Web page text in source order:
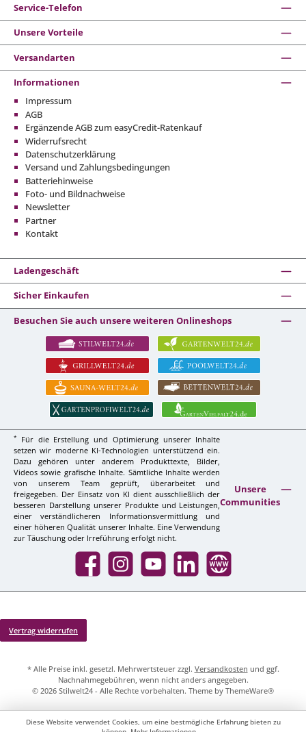
Service-Telefon
Unsere Vorteile
Versandarten
Informationen
Impressum
AGB
Ergänzende AGB zum easyCredit-Ratenkauf
Widerrufsrecht
Datenschutzerklärung
Versand und Zahlungsbedingungen
Batteriehinweise
Foto- und Bildnachweise
Newsletter
Partner
Kontakt
Ladengeschäft
Sicher Einkaufen
Besuchen Sie auch unsere weiteren Onlineshops
*
Für die Erstellung und Optimierung unserer Inhalte
setzen wir moderne KI-Technologien unterstützend ein.
Dazu gehören unter anderem Produkttexte, Bilder,
Videos sowie grafische Inhalte. Sämtliche Inhalte werden
von unserem Team geprüft, überarbeitet und
freigegeben. Der Einsatz von KI dient ausschließlich der
besseren Darstellung unserer Produkte und Leistungen,
einer verständlicheren Informationsvermittlung und
einer höheren Qualität unserer Inhalte. Eine Verwendung
zur Täuschung oder Irreführung erfolgt nicht.
Unsere
Communities
Facebook InstagramYouTube LinkedIn Website
Vertrag widerrufen
* Alle Preise inkl. gesetzl. Mehrwertsteuer zzgl. Versandkosten und ggf.
Nachnahmegebühren, wenn nicht anders angegeben.
© 2026 Stilwelt24 - Alle Rechte vorbehalten. Theme by ThemeWare®
Diese Website verwendet Cookies, um eine bestmögliche Erfahrung bieten zu